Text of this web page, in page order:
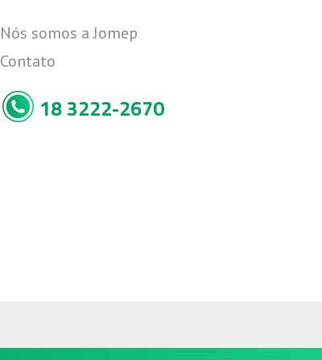
Nós somos a Jomep
Contato
18 3222-2670